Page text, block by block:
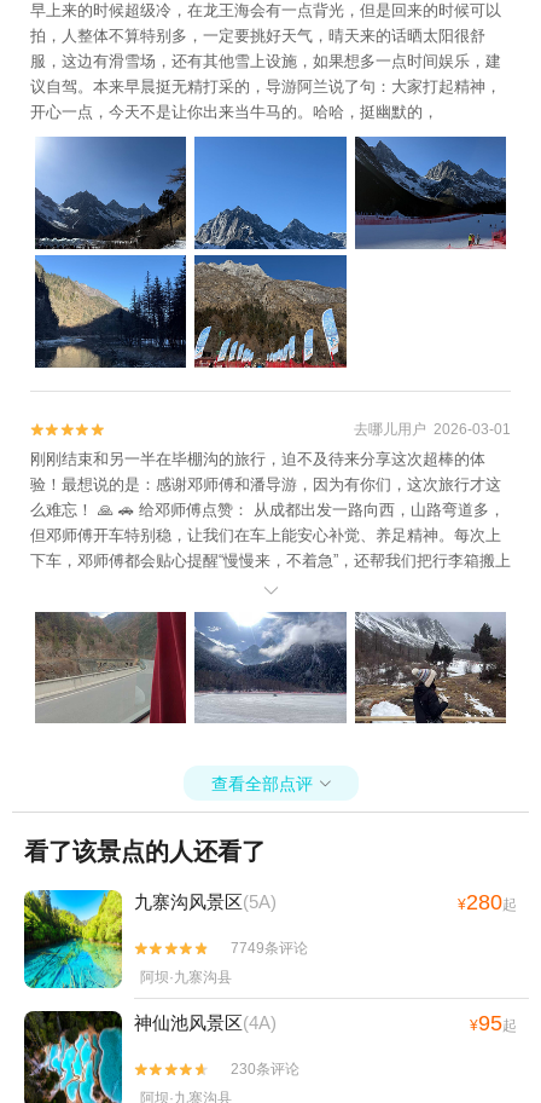
早上来的时候超级冷，在龙王海会有一点背光，但是回来的时候可以
拍，人整体不算特别多，一定要挑好天气，晴天来的话晒太阳很舒
服，这边有滑雪场，还有其他雪上设施，如果想多一点时间娱乐，建
议自驾。本来早晨挺无精打采的，导游阿兰说了句：大家打起精神，
开心一点，今天不是让你出来当牛马的。哈哈，挺幽默的，

 去哪儿用户 2026-03-01
刚刚结束和另一半在毕棚沟的旅行，迫不及待来分享这次超棒的体
验！最想说的是：感谢邓师傅和潘导游，因为有你们，这次旅行才这
么难忘！ 🙏 🚗 给邓师傅点赞： 从成都出发一路向西，山路弯道多，
但邓师傅开车特别稳，让我们在车上能安心补觉、养足精神。每次上
下车，邓师傅都会贴心提醒“慢慢来，不着急”，还帮我们把行李箱搬上
搬下，真的很有耐心！ 🎤 给潘导游打Call： 潘导真的太专业又贴心
啦！一路上讲解风趣幽默，把毕棚沟的藏羌文化讲得生动有趣。最让
我们感动的是，在景区里潘导主动帮我们拍了好多情侣合照！他知道
哪里角度最好、光线最美，拍出来的照片张张都是大片！还特意给我
们留了充足自由活动的时间，让我们能牵手慢慢走，感受两个人的浪
漫时光。 🏔️ 关于毕棚沟： 雪山、海子、彩林……美得像画一样！和
棚沟之旅，风景很美，但更美的是遇到了靠谱的邓师傅和温暖的潘导
游！ 如果大家也想带另一半来川西，强烈推荐找他们，绝对会让你们
的旅行幸福感翻倍！

查看全部点评 
看了该景点的人还看了
九寨沟风景区(5A) ¥280起


7749条评论
阿坝·九寨沟县
神仙池风景区(4A) ¥95起


230条评论
阿坝·九寨沟县